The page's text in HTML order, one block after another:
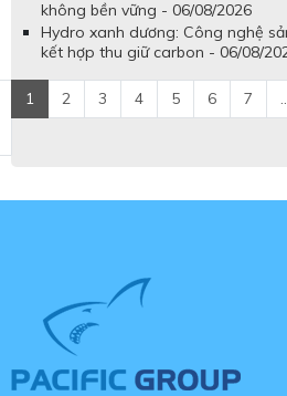
không bền vững - 06/08/2026
Hydro xanh dương: Công nghệ
kết hợp thu giữ carbon - 06/08/
1 2 3 4 5 6 7